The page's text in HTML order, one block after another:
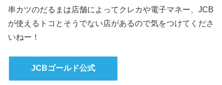
串カツのだるまは店舗によってクレカや電子マネー、JCB
が使えるトコとそうでない店があるので気をつけてくださ
いねー！
JCBゴールド公式